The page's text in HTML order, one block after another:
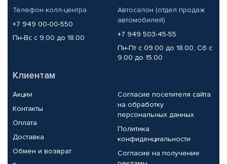
Телефон колл-центра
+7 949 00-00-550
Пн-Вс с 9.00 до 18.00
Автосалон (отдел продаж
автомобилей)
+7 949 503-45-55
Пн-Пт с 09.00 до 18.00, Сб с
9.00 до 15.00
Клиентам
Акции
Контакты
Оплата
Доставка
Обмен и возврат
Согласие посетителя сайта
на обработку
персональных данных
Политика
конфиденциальности
Согласие на получение